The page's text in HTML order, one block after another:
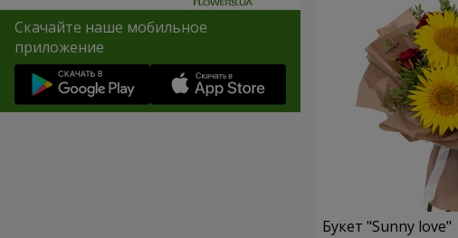
Скачайте наше мобильное
приложение
Букет "Sunny love"